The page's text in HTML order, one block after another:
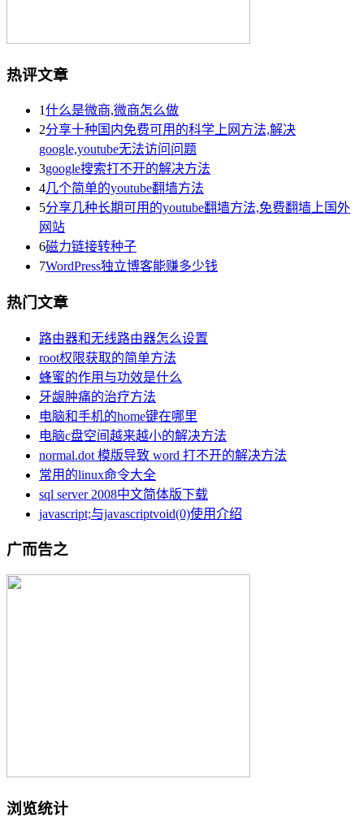
热评文章
1什么是微商,微商怎么做
2分享十种国内免费可用的科学上网方法,解决
google,youtube无法访问问题
3google搜索打不开的解决方法
4几个简单的youtube翻墙方法
5分享几种长期可用的youtube翻墙方法,免费翻墙上国外
网站
6磁力链接转种子
7WordPress独立博客能赚多少钱
热门文章
路由器和无线路由器怎么设置
root权限获取的简单方法
蜂蜜的作用与功效是什么
牙龈肿痛的治疗方法
电脑和手机的home键在哪里
电脑c盘空间越来越小的解决方法
normal.dot 模版导致 word 打不开的解决方法
常用的linux命令大全
sql server 2008中文简体版下载
javascript;与javascriptvoid(0)使用介绍
广而告之
浏览统计